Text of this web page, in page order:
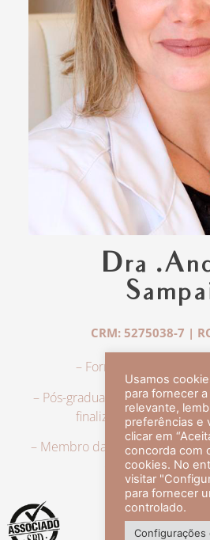
Dra
CRM: 5275038-7 |
– Formação em
– Pós-graduação em
finalizado a
– Membro da Sociedade
com título de
veja
Usamos
para fornecer
relevante,
preferências e
clicar em
concorda com
cookies. No
visitar
para fornecer
controlado.
Configurações